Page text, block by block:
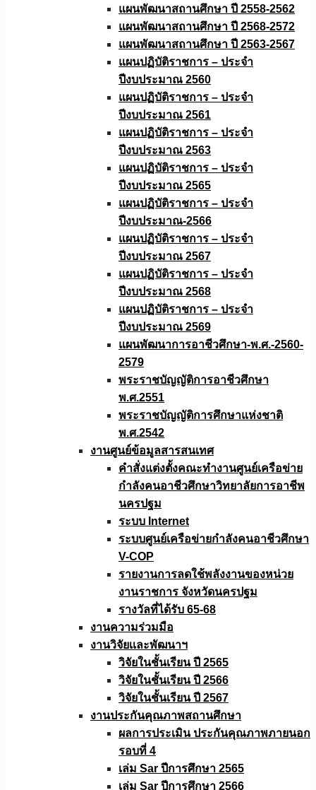
แผนพัฒนาสถานศึกษา ปี 2558-2562
แผนพัฒนาสถานศึกษา ปี 2568-2572
แผนพัฒนาสถานศึกษา ปี 2563-2567
แผนปฏิบัติราชการ – ประจำ
ปีงบประมาณ 2560
แผนปฏิบัติราชการ – ประจำ
ปีงบประมาณ 2561
แผนปฏิบัติราชการ – ประจำ
ปีงบประมาณ 2563
แผนปฏิบัติราชการ – ประจำ
ปีงบประมาณ 2565
แผนปฏิบัติราชการ – ประจำ
ปีงบประมาณ-2566
แผนปฏิบัติราชการ – ประจำ
ปีงบประมาณ 2567
แผนปฏิบัติราชการ – ประจำ
ปีงบประมาณ 2568
แผนปฏิบัติราชการ – ประจำ
ปีงบประมาณ 2569
แผนพัฒนาการอาชีวศึกษา-พ.ศ.-2560-
2579
พระราชบัญญัติการอาชีวศึกษา
พ.ศ.2551
พระราชบัญญัติการศึกษาแห่งชาติ
พ.ศ.2542
งานศูนย์ข้อมูลสารสนเทศ
คำสั่งแต่งตั้งคณะทำงานศูนย์เครือข่าย
กำลังคนอาชีวศึกษาวิทยาลัยการอาชีพ
นครปฐม
ระบบ Internet
ระบบศูนย์เครือข่ายกำลังคนอาชีวศึกษา
V-COP
รายงานการลดใช้พลังงานของหน่วย
งานราชการ จังหวัดนครปฐม
รางวัลที่ได้รับ 65-68
งานความร่วมมือ
งานวิจัยเเละพัฒนาฯ
วิจัยในชั้นเรียน ปี 2565
วิจัยในชั้นเรียน ปี 2566
วิจัยในชั้นเรียน ปี 2567
งานประกันคุณภาพสถานศึกษา
ผลการประเมิน ประกันคุณภาพภายนอก
รอบที่ 4
เล่ม Sar ปีการศึกษา 2565
เล่ม Sar ปีการศึกษา 2566